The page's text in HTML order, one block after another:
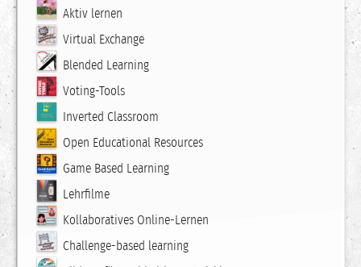
Aktiv lernen
Virtual Exchange
Blended Learning
Voting-Tools
Inverted Classroom
Open Educational Resources
Game Based Learning
Lehrfilme
Kollaboratives Online-Lernen
Challenge-based learning